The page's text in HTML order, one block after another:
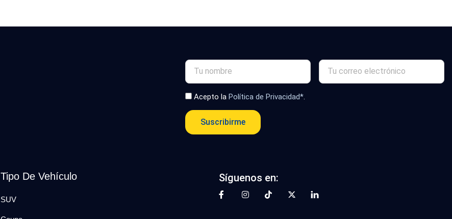
Acepto laPolítica de Privacidad*.
Suscribirme
Tipo De Vehículo
SUV
Síguenos en: